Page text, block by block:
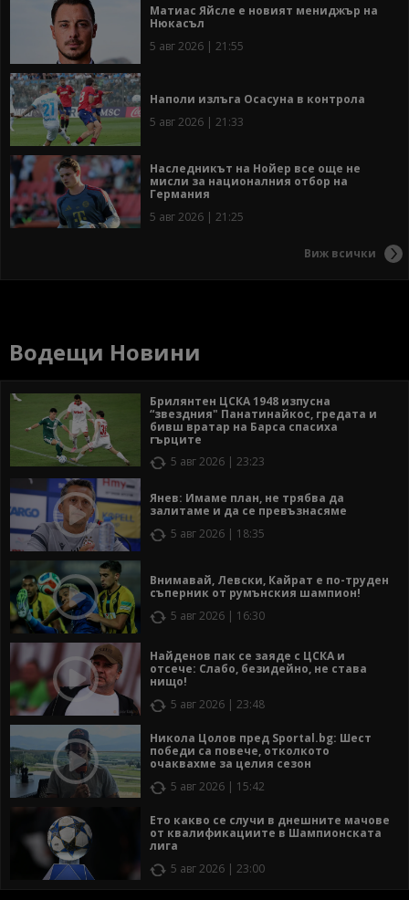
Матиас Яйсле е новият мениджър на
Нюкасъл
5 авг 2026 | 21:55
Наполи излъга Осасуна в контрола
5 авг 2026 | 21:33
Наследникът на Нойер все още не
мисли за националния отбор на
Германия
5 авг 2026 | 21:25
Виж всички
Водещи Новини
Брилянтен ЦСКА 1948 изпусна
“звездния" Панатинайкос, гредата и
бивш вратар на Барса спасиха
гърците
5 авг 2026 | 23:23
Янев: Имаме план, не трябва да
залитаме и да се превъзнасяме
5 авг 2026 | 18:35
Внимавай, Левски, Кайрат е по-труден
съперник от румънския шампион!
5 авг 2026 | 16:30
Найденов пак се заяде с ЦСКА и
отсече: Слабо, безидейно, не става
нищо!
5 авг 2026 | 23:48
Никола Цолов пред Sportal.bg: Шест
победи са повече, отколкото
очаквахме за целия сезон
5 авг 2026 | 15:42
Ето какво се случи в днешните мачове
от квалификациите в Шампионската
лига
5 авг 2026 | 23:00